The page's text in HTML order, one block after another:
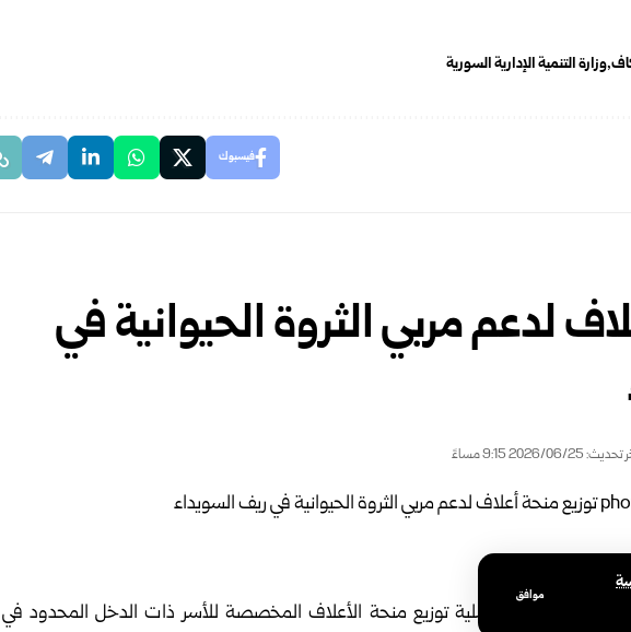
موافق
وزارة التنمية الإدارية السورية
فيسبوك
لدعم مربي الثروة الحيوانية في
2026/06/25 9:15 مساءً
، عملية توزيع منحة الأعلاف المخصصة للأسر ذات ‏الدخل المحدود في